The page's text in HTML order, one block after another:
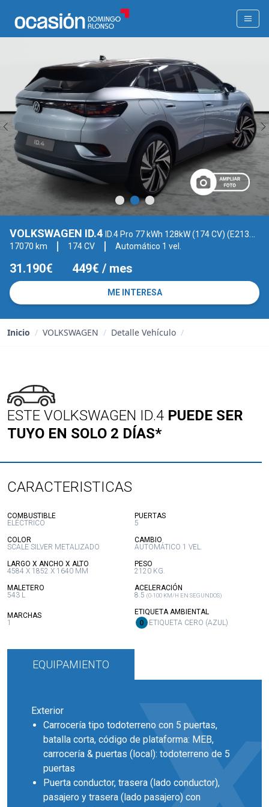
VOLKSWAGEN ID.4 ID.4 Pro 77 kWh 128kW (174 CV) (E213HN13)
17070 km
174 CV Automático 1 vel.
31.190€ 449€ / mes
ME INTERESA
Inicio / VOLKSWAGEN / Detalle Vehículo /
ESTE VOLKSWAGEN ID.4 PUEDE SER
TUYO EN SOLO 2 DÍAS*
CARACTERISTICAS
COMBUSTIBLE:
ELÉCTRICO
PUERTAS:
5
COLOR
SCALE SILVER METALIZADO
CAMBIO
AUTOMÁTICO 1 VEL.
LARGO X ANCHO X ALTO
4584 X 1852 X 1640 MM
PESO
2120 KG.
MALETERO
543 L
ACELERACIÓN
8.5 (0-100 KM/H EN SEGUNDOS)
MARCHAS:
1
ETIQUETA AMBIENTAL
ETIQUETA CERO (AZUL)
EQUIPAMIENTO
Exterior
Carrocería tipo todoterreno con 5 puertas,
batalla corta, código de plataforma: MEB,
carrocería & puertas (local): todoterreno de 5
puertas
Puerta conductor, trasera (lado conductor),
pasajero y trasera (lado pasajero) con